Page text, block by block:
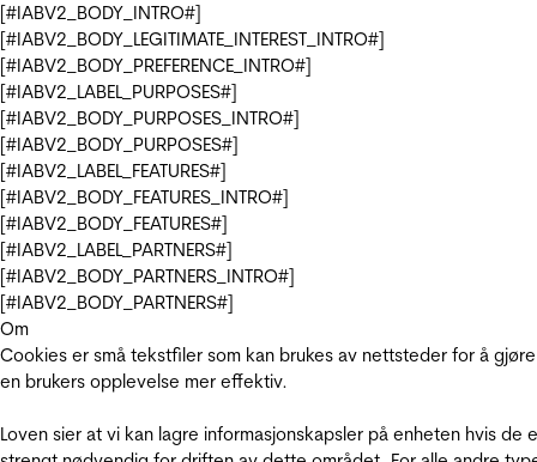
[#IABV2_BODY_INTRO#]
[#IABV2_BODY_LEGITIMATE_INTEREST_INTRO#]
[#IABV2_BODY_PREFERENCE_INTRO#]
[#IABV2_LABEL_PURPOSES#]
[#IABV2_BODY_PURPOSES_INTRO#]
[#IABV2_BODY_PURPOSES#]
[#IABV2_LABEL_FEATURES#]
[#IABV2_BODY_FEATURES_INTRO#]
[#IABV2_BODY_FEATURES#]
[#IABV2_LABEL_PARTNERS#]
[#IABV2_BODY_PARTNERS_INTRO#]
[#IABV2_BODY_PARTNERS#]
Om
Cookies er små tekstfiler som kan brukes av nettsteder for å gjøre
en brukers opplevelse mer effektiv.
Loven sier at vi kan lagre informasjonskapsler på enheten hvis de